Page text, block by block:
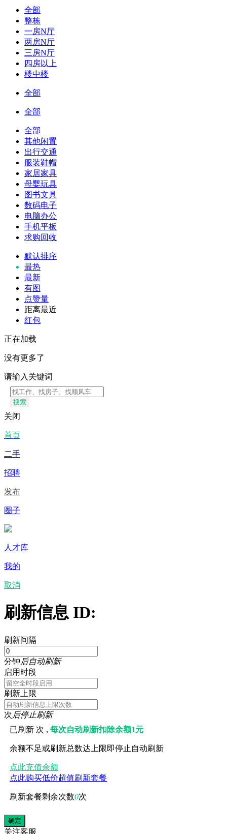
全部
整栋
一房N厅
两房N厅
三房N厅
四房以上
楼中楼
全部
全部
全部
其他闲置
出行交通
服装鞋帽
家居家具
母婴玩具
图书文具
数码电子
电脑办公
手机平板
求购回收
默认排序
最热
最新
有图
点赞量
距离最近
红包
正在加载
没有更多了
请输入关键词
搜索
关闭
首页
二手
招聘
发布
圈子
人才库
我的
取消
刷新信息 ID:
刷新间隔
分钟后自动刷新
启用时段
刷新上限
次后停止刷新
已刷新 次 ,每次自动刷新扣除余额1元
余额不足或刷新总数达上限即停止自动刷新
点此充值余额
点此购买低价超值刷新套餐
刷新套餐剩余次数0次
关注客服